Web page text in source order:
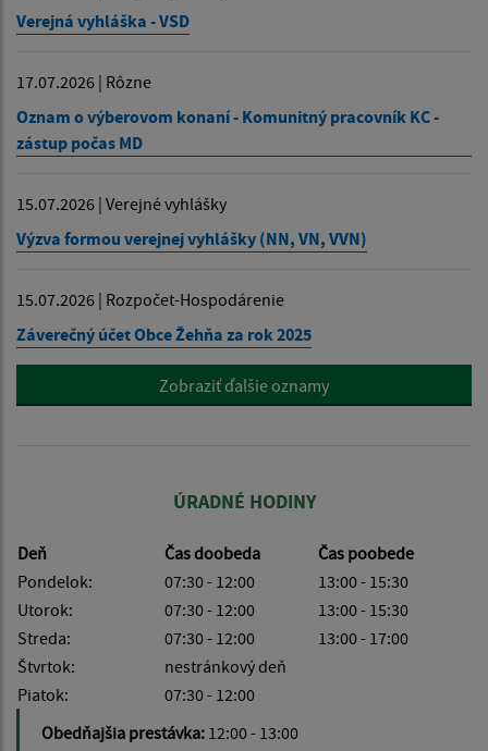
Verejná vyhláška - VSD
17.07.2026 | Rôzne
Oznam o výberovom konaní - Komunitný pracovník KC -
zástup počas MD
15.07.2026 | Verejné vyhlášky
Výzva formou verejnej vyhlášky (NN, VN, VVN)
15.07.2026 | Rozpočet-Hospodárenie
Záverečný účet Obce Žehňa za rok 2025
Zobraziť ďalšie oznamy
ÚRADNÉ HODINY
Deň Čas doobeda
Čas poobede
Pondelok:
07:30 - 12:00
13:00 - 15:30
Utorok:
07:30 - 12:00
13:00 - 15:30
Streda:
07:30 - 12:00
13:00 - 17:00
Štvrtok:
nestránkový deň
Piatok:
07:30 - 12:00
Obedňajšia prestávka: 12:00 - 13:00